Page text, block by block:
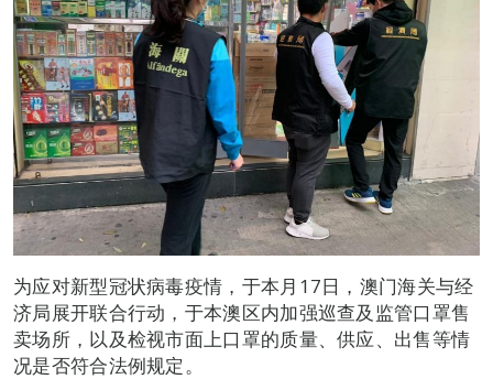
为应对新型冠状病毒疫情，于本月17日，澳门海关与经
济局展开联合行动，于本澳区内加强巡查及监管口罩售
卖场所，以及检视市面上口罩的质量、供应、出售等情
况是否符合法例规定。